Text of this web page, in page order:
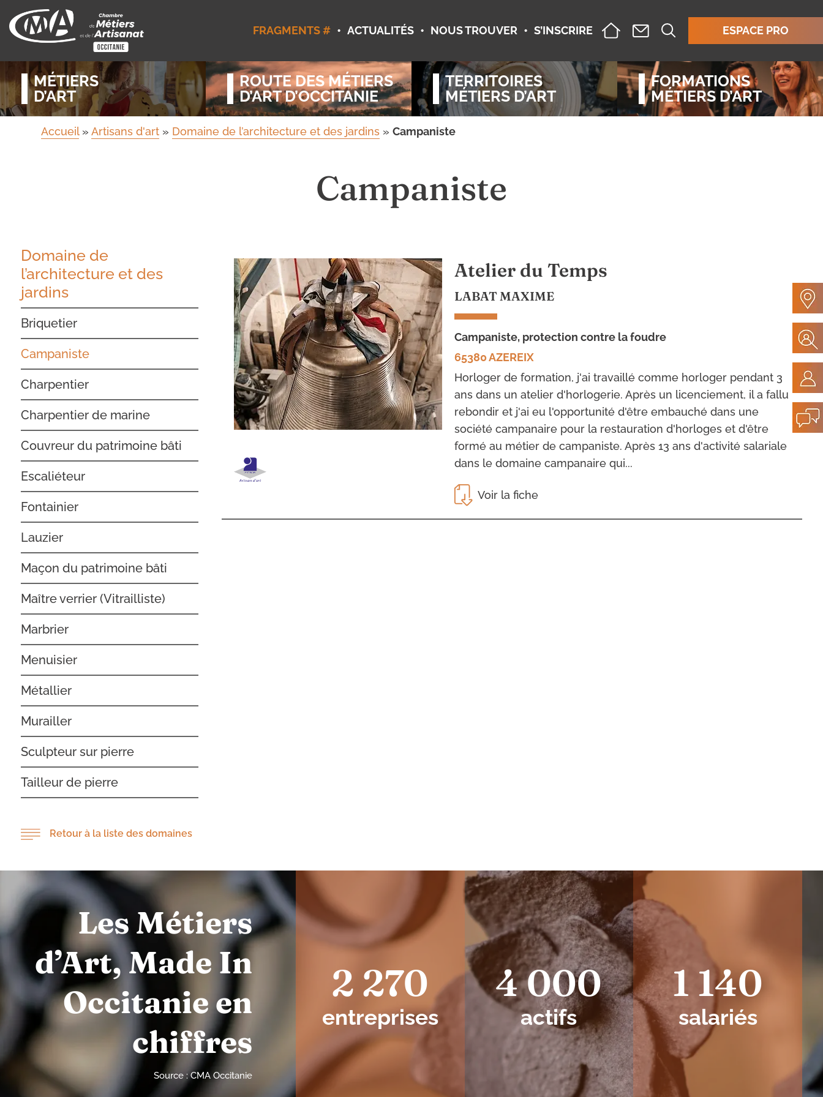
FRAGMENTS # • ACTUALITÉS • NOUS TROUVER • S’INSCRIRE ESPACE PRO
MÉTIERS
D’ART
ROUTE DES MÉTIERS
D’ART D’OCCITANIE
TERRITOIRES
MÉTIERS D’ART
FORMATIONS
MÉTIERS D’ART
Accueil»Artisans d'art » Domaine de l’architecture et des jardins »Campaniste
Campaniste
Domaine de
l’architecture et des
jardins
Briquetier
Campaniste
Charpentier
Charpentier de marine
Couvreur du patrimoine bâti
Escaliéteur
Fontainier
Lauzier
Maçon du patrimoine bâti
Maître verrier (Vitrailliste)
Marbrier
Menuisier
Métallier
Murailler
Sculpteur sur pierre
Tailleur de pierre
Retour à la liste des domaines
Atelier du Temps
LABAT MAXIME
campaniste, protection contre la foudre
65380 AZEREIX
Horloger de formation, j'ai travaillé comme horloger pendant 3
ans dans un atelier d'horlogerie. Après un licenciement, il a fallu
rebondir et j'ai eu l'opportunité d'être embauché dans une
société campanaire pour la restauration d'horloges et d'être
formé au métier de campaniste. Après 13 ans d'activité salariale
dans le domaine campanaire qui...
Voir la fiche
Les Métiers
d’Art, Made In
Occitanie en
chiffres
Source : CMA Occitanie
2 270
entreprises
4 000
actifs
1 140
salariés